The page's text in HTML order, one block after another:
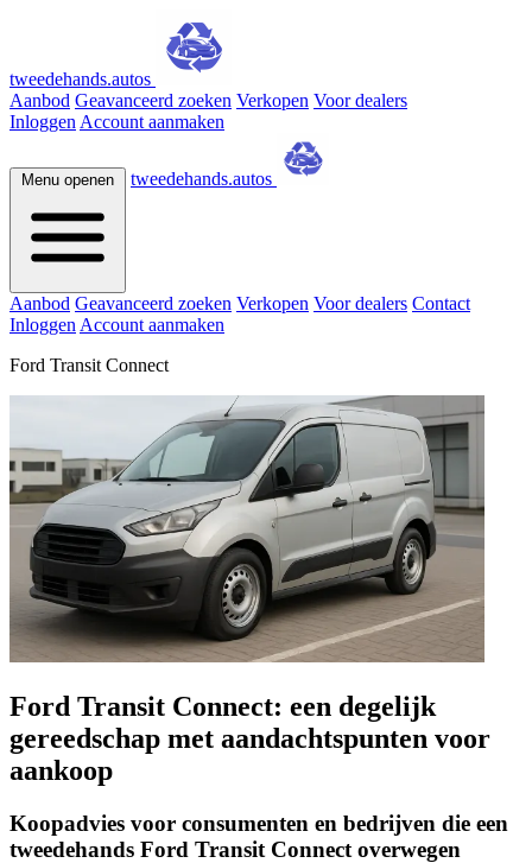
tweedehands.autos
Aanbod Geavanceerd zoeken Verkopen Voor dealers
Inloggen Account aanmaken
Menu openen tweedehands.autos
Aanbod Geavanceerd zoeken Verkopen Voor dealers Contact
Inloggen Account aanmaken
Ford Transit Connect
Ford Transit Connect: een degelijk
gereedschap met aandachtspunten voor
aankoop
Koopadvies voor consumenten en bedrijven die een
tweedehands Ford Transit Connect overwegen